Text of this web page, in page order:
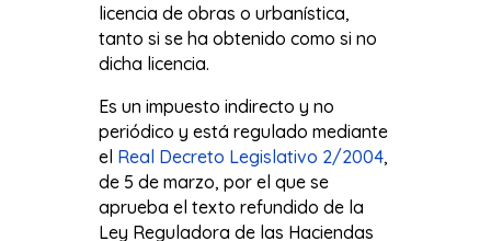
licencia de obras o urbanística,
tanto si se ha obtenido como si no
dicha licencia.
Es un impuesto indirecto y no
periódico y está regulado mediante
el Real Decreto Legislativo 2/2004,
de 5 de marzo, por el que se
aprueba el texto refundido de la
Ley Reguladora de las Haciendas